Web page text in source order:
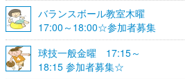
バランスボール教室木曜
17:00～18:00☆参加者募集
☆
球技一般金曜 17:15～
18:15 参加者募集☆